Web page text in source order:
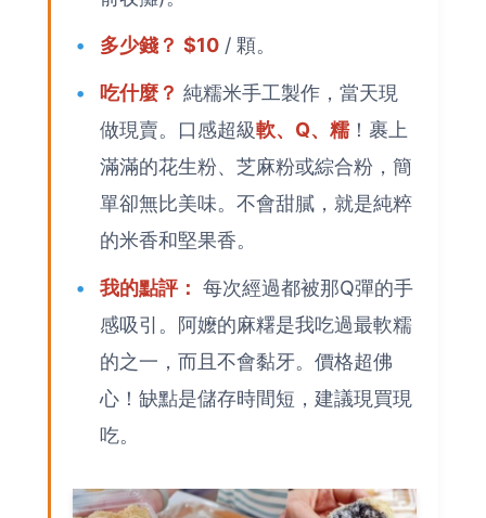
多少錢？ $10 / 顆。
吃什麼？ 純糯米手工製作，當天現
做現賣。口感超級軟、Q、糯！裹上
滿滿的花生粉、芝麻粉或綜合粉，簡
單卻無比美味。不會甜膩，就是純粹
的米香和堅果香。
我的點評： 每次經過都被那Q彈的手
感吸引。阿嬤的麻糬是我吃過最軟糯
的之一，而且不會黏牙。價格超佛
心！缺點是儲存時間短，建議現買現
吃。